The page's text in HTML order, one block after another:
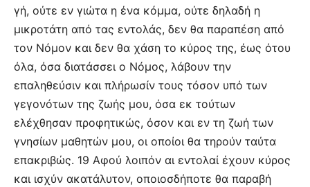
γή, ούτε εν γιώτα η ένα κόμμα, ούτε δηλαδή η
μικροτάτη από τας εντολάς, δεν θα παραπέση από
τον Νόμον και δεν θα χάση το κύρος της, έως ότου
όλα, όσα διατάσσει ο Νόμος, λάβουν την
επαληθεύσιν και πλήρωσίν τους τόσον υπό των
γεγονότων της ζωής μου, όσα εκ τούτων
ελέχθησαν προφητικώς, όσον και εν τη ζωή των
γνησίων μαθητών μου, οι οποίοι θα τηρούν ταύτα
επακριβώς. 19 Αφού λοιπόν αι εντολαί έχουν κύρος
και ισχύν ακατάλυτον, οποιοσδήποτε θα παραβή